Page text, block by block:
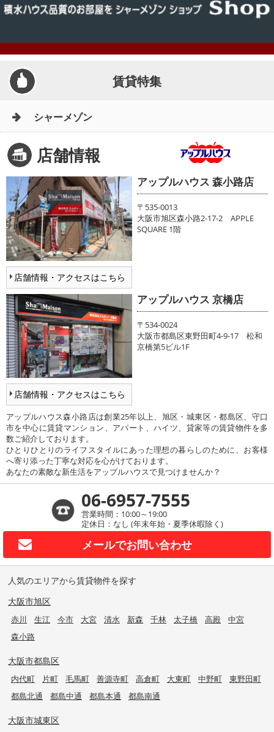
賃貸特集
シャーメゾン
店舗情報
店舗情報・アクセスはこちら
アップルハウス 森小路店
〒535-0013
大阪市旭区森小路2-17-2 APPLE
SQUARE 1階
店舗情報・アクセスはこちら
アップルハウス 京橋店
〒534-0024
大阪市都島区東野田町4-9-17 松和
京橋第5ビル1F
アップルハウス森小路店は創業25年以上、旭区・城東区・都島区、守口
市を中心に賃貸マンション、アパート、ハイツ、貸家等の賃貸物件を多
数ご紹介しております。
ひとりひとりのライフスタイルにあった理想の暮らしのために、お客様
へ寄り添った丁寧な対応を心がけております。
あなたの素敵な新生活をアップルハウスで見つけませんか？
06-6957-7555
営業時間：10:00～19:00
定休日：なし (年末年始・夏季休暇除く)
メールでお問い合わせ
人気のエリアから賃貸物件を探す
大阪市旭区
赤川 生江 今市 大宮 清水 新森 千林 太子橋 高殿
中宮
森小路
大阪市都島区
内代町 片町 毛馬町 善源寺町 高倉町 大東町 中野町
東野田町
都島北通
都島中通 都島本通 都島南通
大阪市城東区